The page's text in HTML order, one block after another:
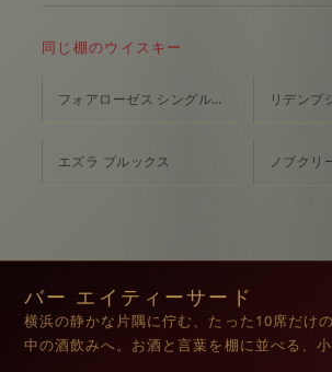
同じ棚のウイスキー
フォアローゼス シングルバレル リデンプ
エズラ ブルックス ノブクリ
バー エイティーサード
横浜の静かな片隅に佇む、たった10席だけ
中の酒飲みへ。お酒と言葉を棚に並べる、小